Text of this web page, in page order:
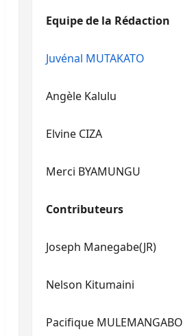
Equipe de la Rédaction
Juvénal MUTAKATO
Angèle Kalulu
Elvine CIZA
Merci BYAMUNGU
Contributeurs
Joseph Manegabe(JR)
Nelson Kitumaini
Pacifique MULEMANGABO